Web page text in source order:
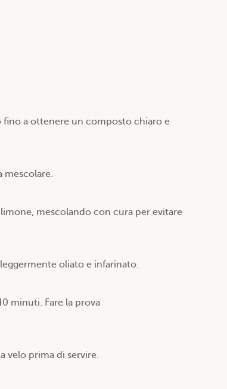
fino a ottenere un composto chiaro e
mescolare.
mescolando con cura per evitare
oliato e infarinato.
minuti. Fare la prova
velo prima di servire.